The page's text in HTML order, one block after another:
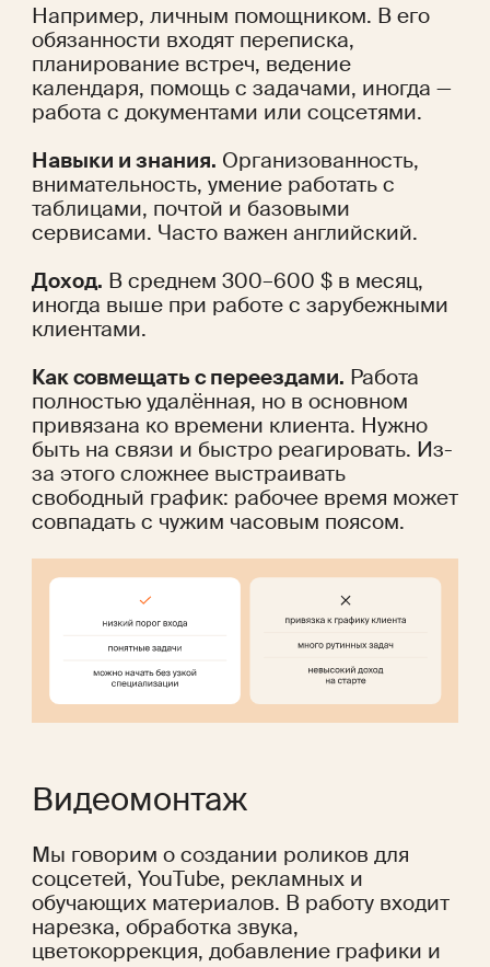
Например, личным помощником. В его
обязанности входят переписка,
планирование встреч, ведение
календаря, помощь с задачами, иногда —
работа с документами или соцсетями.
Навыки и знания. Организованность,
внимательность, умение работать с
таблицами, почтой и базовыми
сервисами. Часто важен английский.
Доход. В среднем 300–600 $ в месяц,
иногда выше при работе с зарубежными
клиентами.
Как совмещать с переездами. Работа
полностью удалённая, но в основном
привязана ко времени клиента. Нужно
быть на связи и быстро реагировать. Из-
за этого сложнее выстраивать
свободный график: рабочее время может
совпадать с чужим часовым поясом.
Видеомонтаж
Мы говорим о создании роликов для
соцсетей, YouTube, рекламных и
обучающих материалов. В работу входит
нарезка, обработка звука,
цветокоррекция, добавление графики и